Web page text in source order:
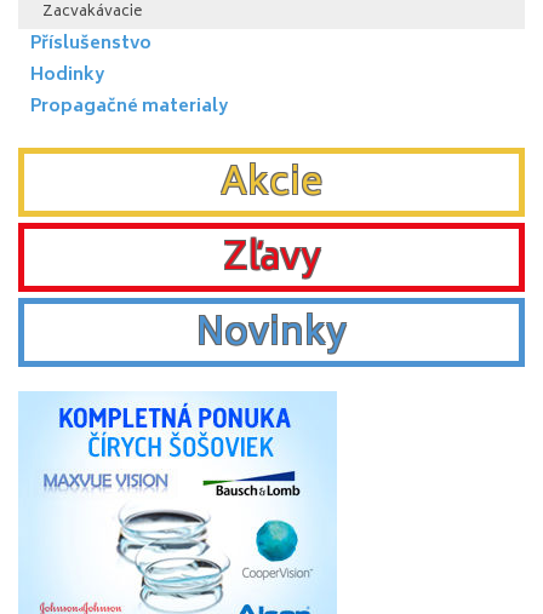
Zacvakávacie
Příslušenstvo
Hodinky
Propagačné materialy
Akcie
Zľavy
Novinky